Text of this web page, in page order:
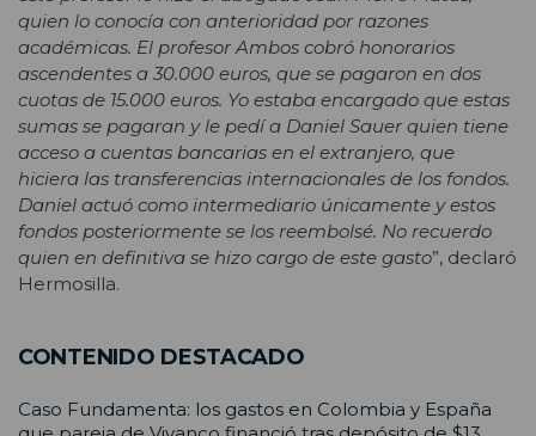
quien lo conocía con anterioridad por razones
académicas. El profesor Ambos cobró honorarios
ascendentes a 30.000 euros, que se pagaron en dos
cuotas de 15.000 euros. Yo estaba encargado que estas
sumas se pagaran y le pedí a Daniel Sauer quien tiene
acceso a cuentas bancarias en el extranjero, que
hiciera las transferencias internacionales de los fondos.
Daniel actuó como intermediario únicamente y estos
fondos posteriormente se los reembolsé. No recuerdo
quien en definitiva se hizo cargo de este gasto”, declaró
Hermosilla.
CONTENIDO DESTACADO
Caso Fundamenta: los gastos en Colombia y España